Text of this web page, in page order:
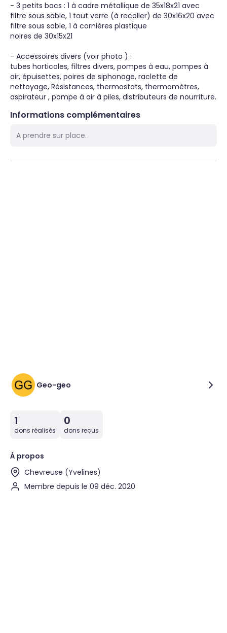
- 3 petits bacs : 1 à cadre métallique de 35x18x21 avec
filtre sous sable, 1 tout verre (à recoller) de 30x16x20 avec
filtre sous sable, 1 à cornières plastique
noires de 30x15x21
- Accessoires divers (voir photo ) :
tubes horticoles, filtres divers, pompes à eau, pompes à
air, épuisettes, poires de siphonage, raclette de
nettoyage, Résistances, thermostats, thermomètres,
aspirateur , pompe à air à piles, distributeurs de nourriture.
Informations complémentaires
A prendre sur place.
Geo-geo
1
dons réalisés
0
dons reçus
À propos
Chevreuse (Yvelines)
Membre depuis le 09 déc. 2020